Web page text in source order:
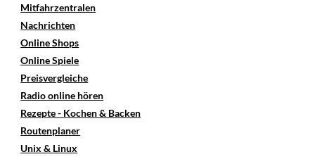
Mitfahrzentralen
Nachrichten
Online Shops
Online Spiele
Preisvergleiche
Radio online hören
Rezepte - Kochen & Backen
Routenplaner
Unix & Linux